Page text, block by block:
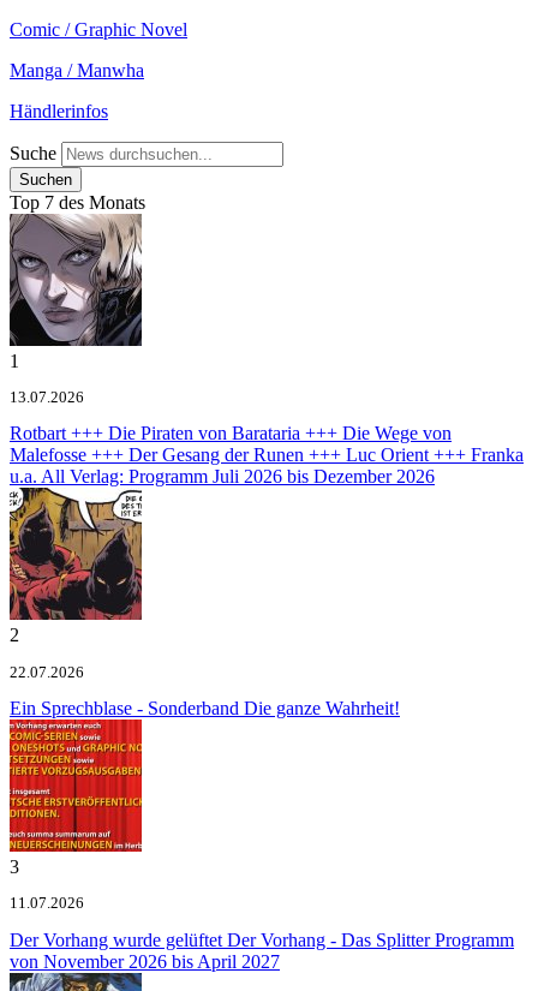
Comic / Graphic Novel
Manga / Manwha
Händlerinfos
Suche
Top 7 des Monats
1
13.07.2026
Rotbart +++ Die Piraten von Barataria +++ Die Wege von
Malefosse +++ Der Gesang der Runen +++ Luc Orient +++ Franka
u.a. All Verlag: Programm Juli 2026 bis Dezember 2026
2
22.07.2026
Ein Sprechblase - Sonderband Die ganze Wahrheit!
3
11.07.2026
Der Vorhang wurde gelüftet Der Vorhang - Das Splitter Programm
von November 2026 bis April 2027